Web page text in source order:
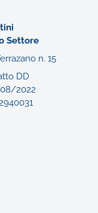
Settore
n. 15
DD
2022